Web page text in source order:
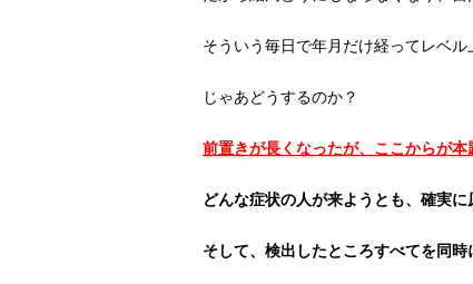
そういう毎日で年月だけ経ってレベル
じゃあどうするのか？
前置きが長くなったが、ここからが本
どんな症状の人が来ようとも、確実に
そして、検出したところすべてを同時